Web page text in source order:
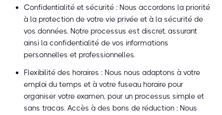
Confidentialité et sécurité : Nous accordons la priorité
à la protection de votre vie privée et à la sécurité de
vos données. Notre processus est discret, assurant
ainsi la confidentialité de vos informations
personnelles et professionnelles.
Flexibilité des horaires : Nous nous adaptons à votre
emploi du temps et à votre fuseau horaire pour
organiser votre examen, pour un processus simple et
sans tracas. Accès à des bons de réduction : Nous